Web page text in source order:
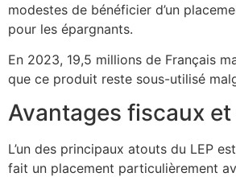
modestes de bénéficier d’un
pour les épargnants.
En 2023, 19,5 millions de Français
que ce produit reste sous-utilisé
Avantages fiscaux
L’un des principaux atouts du LEP
fait un placement particulièrement